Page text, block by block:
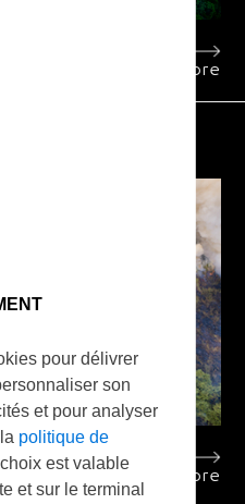
pour délivrer
son
et pour analyser
politique de
est valable
et sur le terminal
Learn more
Learn more